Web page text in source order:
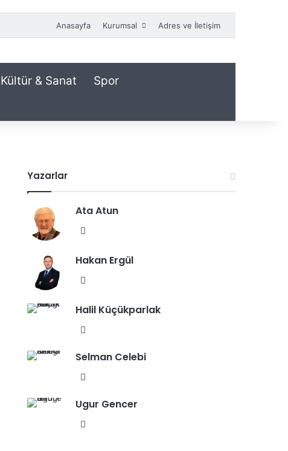
Anasayfa Kurumsal Adres ve İletişim
Kültür & Sanat Spor
Yazarlar
Ata Atun
sit
Hakan Ergül
sit
Halil Küçükparlak
sit
Selman Celebi
sit
Ugur Gencer